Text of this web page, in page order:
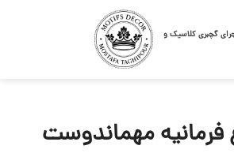
گچبری کلاسیک و
فرمانیه مهماندوست